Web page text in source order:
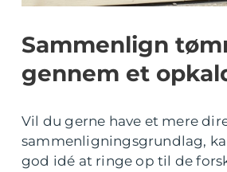
Sammenlign
gennem et
Vil du gerne have et mere
sammenligningsgrundlag,
god idé at ringe op til de